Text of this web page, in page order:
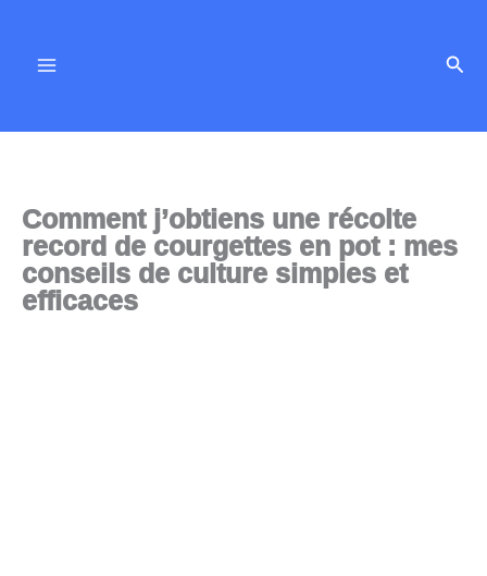
contenu
Comment j’obtiens une récolte
record de courgettes en pot : mes
conseils de culture simples et
efficaces